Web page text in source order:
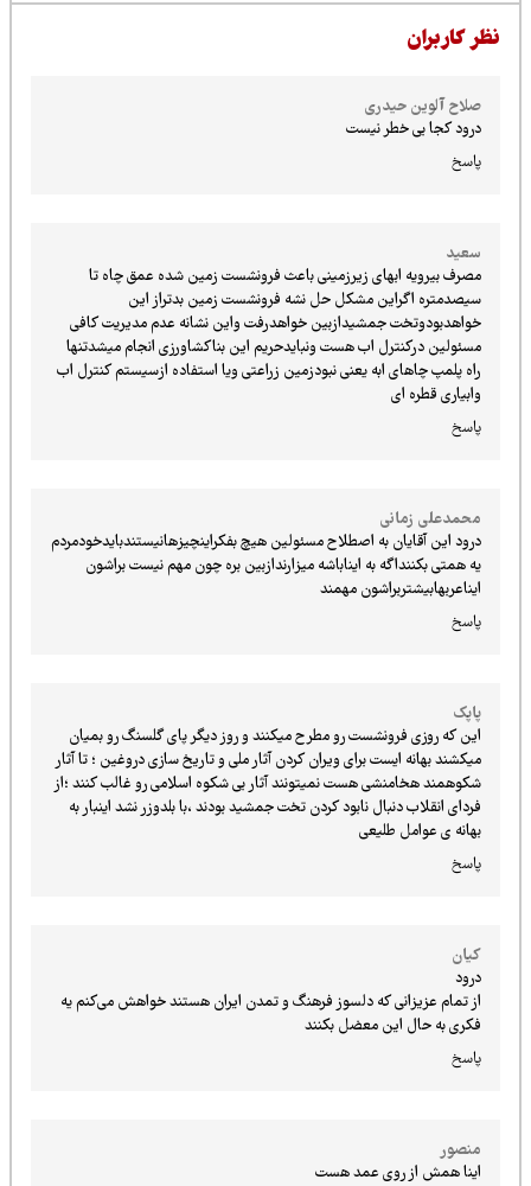
کاربران
صلاح آلوین حیدری
درود کجا بی خطر نیست
مصرف بیرویه ابهای زیرزمینی باعث فرونشست زمین شده عمق چاه تا
سیصدمتره اگراین مشکل حل نشه فرونشست زمین بدتراز این
خواهدبودوتخت جمشیدازبین خواهدرفت واین نشانه عدم مدیریت کافی
مسئولین درکنترل اب هست ونبایدحریم این بناکشاورزی انجام میشدتنها
راه پلمپ چاهای ابه یعنی نبودزمین زراعتی ویا استفاده ازسیستم کنترل اب
وابیاری قطره ای
محمدعلي زمانی
درود این آقایان به اصطلاح مسئولین هیچ بفکراینچیزهانیستندبایدخودمردم
یه همتی بکننداگه به ایناباشه میزارندازبین بره چون مهم نیست براشون
ایناعربهابیشتربراشون مهمند
این که روزی فرونشست رو مطرح میکنند و روز دیگر پای گلسنگ رو بمیان
میکشند بهانه ایست برای ویران کردن آثار ملی و تاریخ سازی دروغین ؛ تا آثار
شکوهمند هخامنشی هست نمیتونند آثار بی شکوه اسلامی رو غالب کنند ؛از
فردای انقلاب دنبال نابود کردن تخت جمشید بودند ،با بلدوزر نشد اینبار به
بهانه ی عوامل طلیعی
از تمام عزیزانی که دلسوز فرهنگ و تمدن ایران هستند خواهش می‌کنم یه
فکری به حال این معضل بکنند
منصور
اینا همش از روی عمد هست